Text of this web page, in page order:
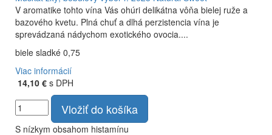
V aromatike tohto vína Vás ohúri delikátna vôňa bielej ruže a
bazového kvetu. Plná chuť a dlhá perzistencia vína je
sprevádzaná nádychom exotického ovocia....
biele sladké 0,75
Viac informácií
14,10 € s DPH
Vložiť do košíka
S nízkym obsahom histamínu